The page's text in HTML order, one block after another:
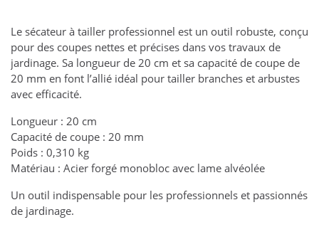
Le sécateur à tailler professionnel est un outil robuste, conçu
pour des coupes nettes et précises dans vos travaux de
jardinage. Sa longueur de 20 cm et sa capacité de coupe de
20 mm en font l’allié idéal pour tailler branches et arbustes
avec efficacité.
Longueur : 20 cm
Capacité de coupe : 20 mm
Poids : 0,310 kg
Matériau : Acier forgé monobloc avec lame alvéolée
Un outil indispensable pour les professionnels et passionnés
de jardinage.